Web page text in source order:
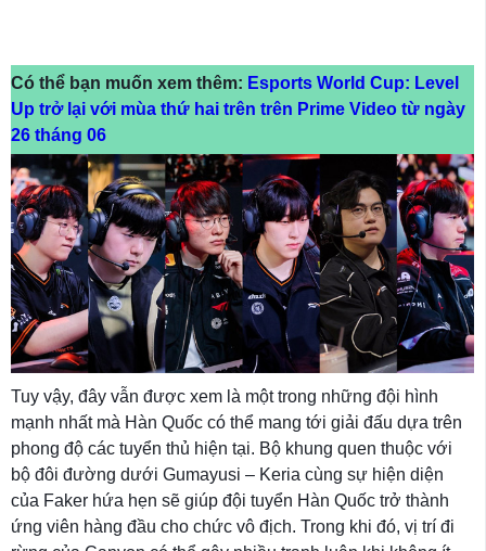
Có thể bạn muốn xem thêm: Esports World Cup: Level
Up trở lại với mùa thứ hai trên trên Prime Video từ ngày
26 tháng 06
Tuy vậy, đây vẫn được xem là một trong những đội hình
mạnh nhất mà Hàn Quốc có thể mang tới giải đấu dựa trên
phong độ các tuyển thủ hiện tại. Bộ khung quen thuộc với
bộ đôi đường dưới Gumayusi – Keria cùng sự hiện diện
của Faker hứa hẹn sẽ giúp đội tuyển Hàn Quốc trở thành
ứng viên hàng đầu cho chức vô địch. Trong khi đó, vị trí đi